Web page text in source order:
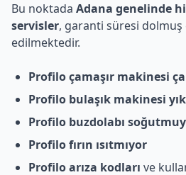
Bu noktada Adana genelinde
servisler, garanti süresi
edilmektedir.
Profilo çamaşır makinesi
Profilo bulaşık makinesi
Profilo buzdolabı
Profilo fırın ısıtmıyor
Profilo arıza kodları ve